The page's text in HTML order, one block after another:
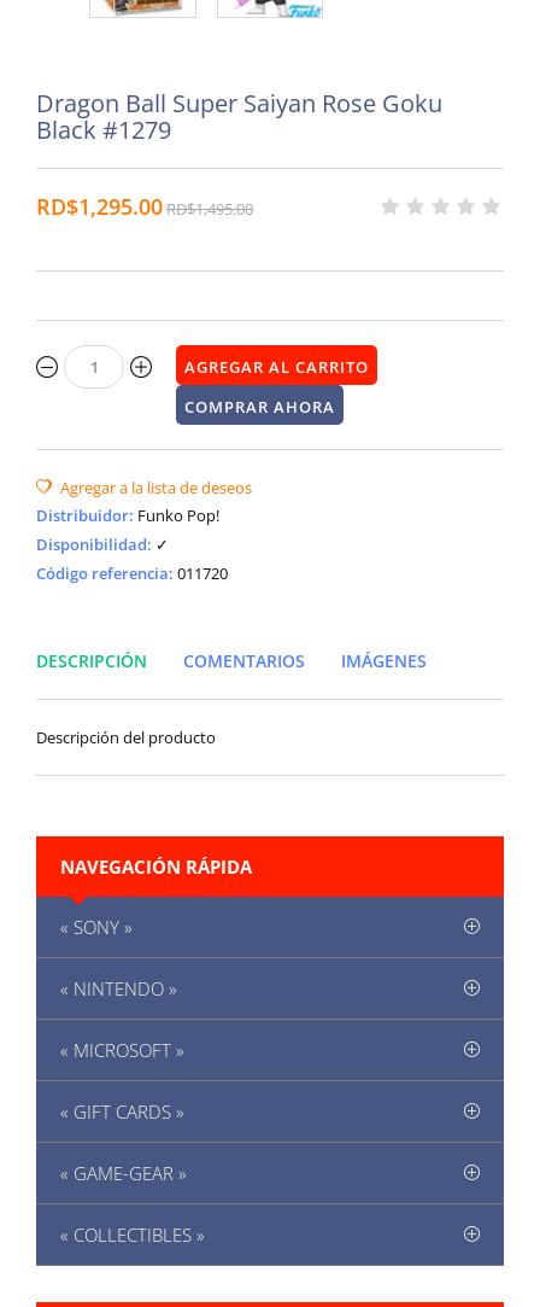
Dragon Ball Super Saiyan Rose Goku
Black #1279
RD$1,295.00RD$1,495.00
Distribuidor: Funko Pop!
Disponibilidad: ✓
Código referencia: 011720
DESCRIPCIÓN COMENTARIOS IMÁGENES
Descripción del producto
NAVEGACIÓN RÁPIDA
« SONY »
« NINTENDO »
« MICROSOFT »
« GIFT CARDS »
« GAME-GEAR »
« COLLECTIBLES »